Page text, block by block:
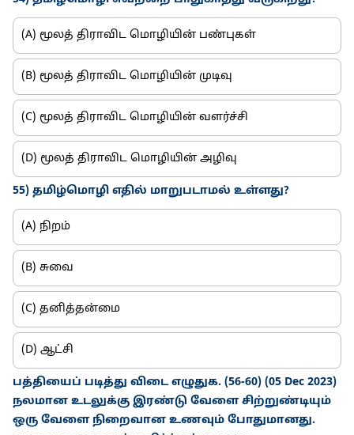
(A) மூலத் திராவிட மொழியின் பண்புகள்
(B) மூலத் திராவிட மொழியின் முடிவு
(C) மூலத் திராவிட மொழியின் வளர்ச்சி
(D) மூலத் திராவிட மொழியின் அழிவு
55) தமிழ்மொழி எதில் மாறுபடாமல் உள்ளது?
(A) நிறம்
(B) சுவை
(C) தனித்தன்மை
(D) ஆட்சி
பத்தியைப் படித்து விடை எழுதுக. (56-60) (05 Dec 2023)
நலமான உடலுக்கு இரண்டு வேளை சிற்றுண்டியும்
ஒரு வேளை நிறைவான உணவும் போதுமானது.